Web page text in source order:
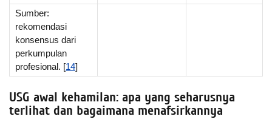
Sumber:
rekomendasi
konsensus dari
perkumpulan
profesional. [14]
USG awal kehamilan: apa yang seharusnya
terlihat dan bagaimana menafsirkannya